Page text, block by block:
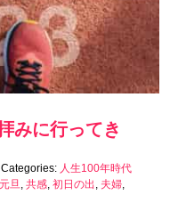
みに行ってき
Categories: 人生100年時代
元旦, 共感, 初日の出 , 夫婦,